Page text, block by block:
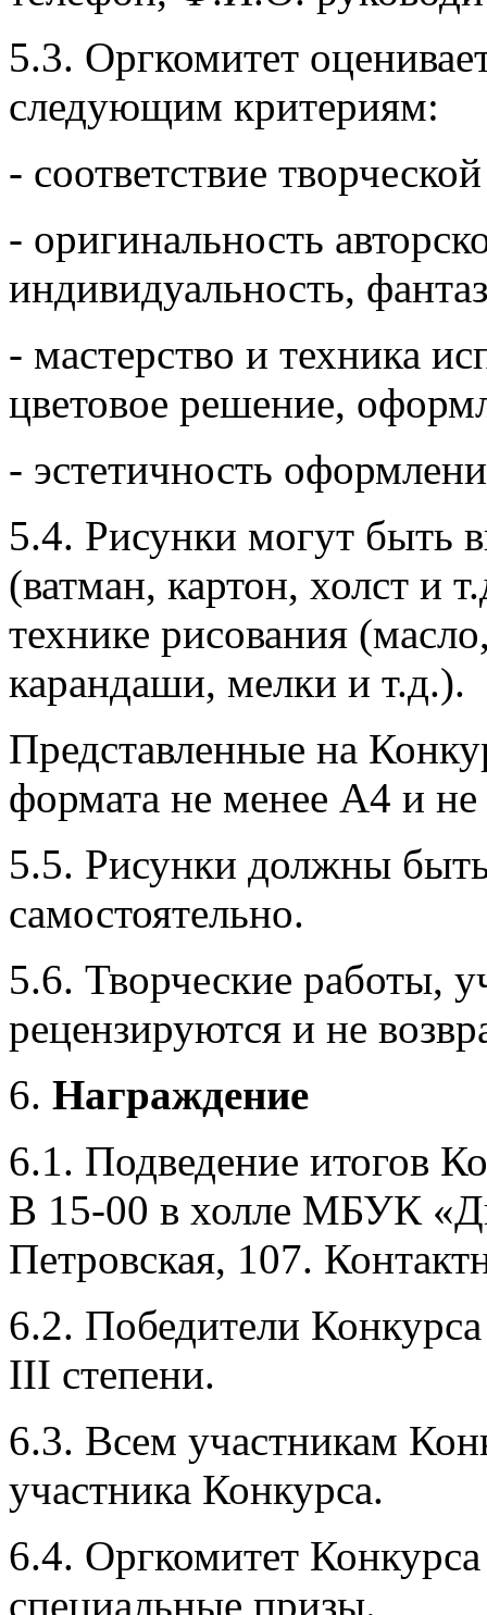
5.3. Оргкомитет
следующим критериям:
- соответствие
- оригинальность
индивидуальность,
- мастерство и техника
цветовое решение,
- эстетичность
5.4. Рисунки могут быть
(ватман, картон, холст и
технике рисования
карандаши, мелки и т.д.).
Представленные на
формата не менее А4 и
5.5. Рисунки должны
самостоятельно.
5.6. Творческие работы,
рецензируются и не
Награждение
6.1. Подведение итогов
В 15-00 в холле МБУК
Петровская, 107.
6.2. Победители
III степени.
6.3. Всем участникам
участника Конкурса.
6.4. Оргкомитет
специальные призы.